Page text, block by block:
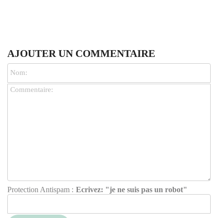
AJOUTER UN COMMENTAIRE
Protection Antispam : Ecrivez: "je ne suis pas un robot"